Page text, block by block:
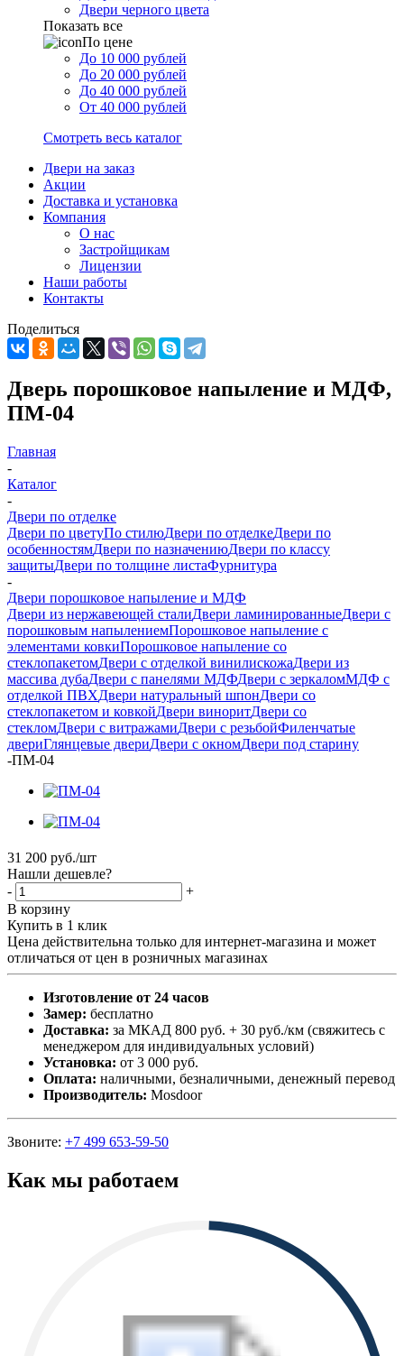
Двери черного цвета
Показать все
По цене
До 10 000 рублей
До 20 000 рублей
До 40 000 рублей
От 40 000 рублей
Смотреть весь каталог
Двери на заказ
Акции
Доставка и установка
Компания
О нас
Застройщикам
Лицензии
Наши работы
Контакты
Поделиться
Дверь порошковое напыление и МДФ,
ПМ-04
Главная
-
Каталог
-
Двери по отделке
Двери по цветуПо стилюДвери по отделкеДвери по
особенностямДвери по назначениюДвери по классу
защитыДвери по толщине листаФурнитура
-
Двери порошковое напыление и МДФ
Двери из нержавеющей сталиДвери ламинированныеДвери с
порошковым напылениемПорошковое напыление с
элементами ковкиПорошковое напыление со
стеклопакетомДвери с отделкой винилискожаДвери из
массива дубаДвери с панелями МДФДвери с зеркаломМДФ с
отделкой ПВХДвери натуральный шпонДвери со
стеклопакетом и ковкойДвери виноритДвери со
стекломДвери с витражамиДвери с резьбойФиленчатые
двериГлянцевые двериДвери с окномДвери под старину
-ПМ-04
31 200 руб./шт
Нашли дешевле?
-
+
В корзину
Купить в 1 клик
Цена действительна только для интернет-магазина и может
отличаться от цен в розничных магазинах
Изготовление от 24 часов
Замер: бесплатно
Доставка: за МКАД 800 руб. + 30 руб./км (свяжитесь с
менеджером для индивидуальных условий)
Установка: от 3 000 руб.
Оплата: наличными, безналичными, денежный перевод
Производитель: Mosdoor
Звоните: +7 499 653-59-50
Как мы работаем